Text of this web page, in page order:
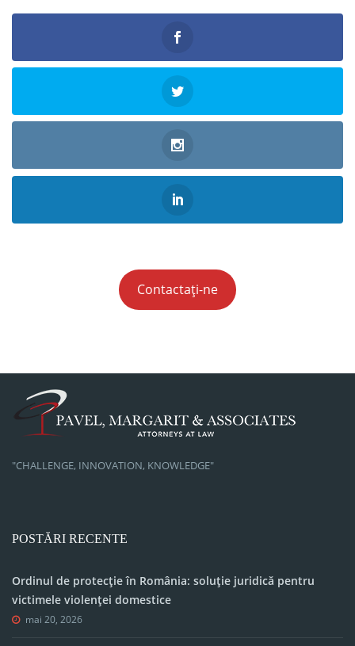
Contactați-ne
"CHALLENGE, INNOVATION, KNOWLEDGE"
POSTĂRI RECENTE
Ordinul de protecție în România: soluție juridică pentru
victimele violenței domestice
mai 20, 2026